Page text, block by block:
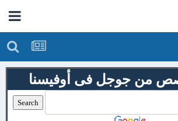
من جوجل فى أوفيسنا